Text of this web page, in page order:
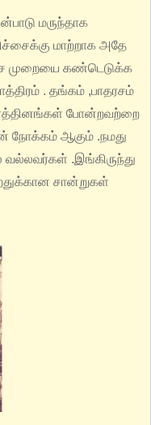
மருந்தாக
மாற்றாக அதே
முறையை கண்டெடுக்க
. தங்கம் ,பாதரசம்
ரத்தினங்கள் போன்றவற்றை
நோக்கம் ஆகும் .நமது
.இங்கிருந்து
சான்றுகள்